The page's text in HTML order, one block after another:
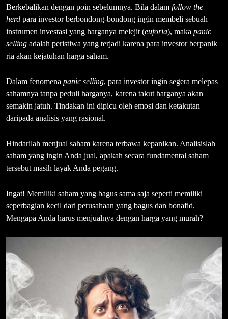
Berkebalikan dengan poin sebelumnya. Bila dalam follow the
herd para investor berbondong-bondong ingin membeli sebuah
instrumen investasi yang harganya melejit (euforia), maka panic
selling adalah peristiwa yang terjadi karena para investor berpanik
ria akan kejatuhan harga saham.
Dalam fenomena panic selling, para investor ingin segera melepas
sahamnya tanpa peduli harganya, karena takut harganya akan
semakin jatuh. Tindakan ini dipicu oleh emosi dan ketakutan
daripada analisis yang rasional.
Hindarilah menjual saham karena terbawa kepanikan. Analisislah
saham yang ingin Anda jual, apakah secara fundamental saham
tersebut masih layak Anda pegang.
Ingat! Memiliki saham yang bagus sama saja seperti memiliki
seperbagian kecil dari perusahaan yang bagus dan bonafid.
Mengapa Anda harus menjualnya dengan harga yang murah?